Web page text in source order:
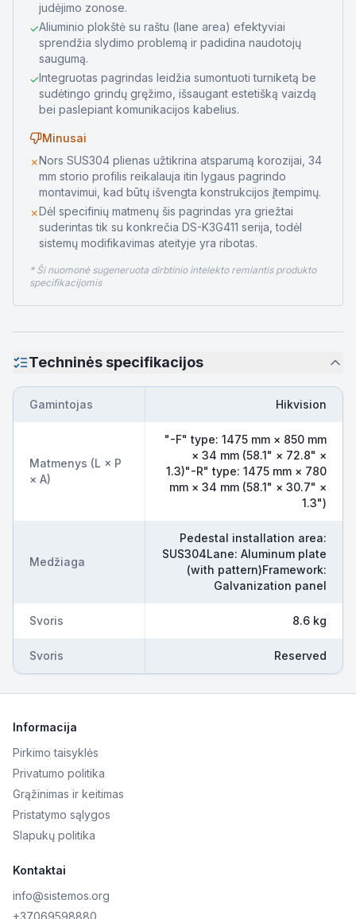
judėjimo zonose.
✓Aliuminio plokštė su raštu (lane area) efektyviai
sprendžia slydimo problemą ir padidina naudotojų
saugumą.
✓Integruotas pagrindas leidžia sumontuoti turniketą be
sudėtingo grindų gręžimo, išsaugant estetišką vaizdą
bei paslepiant komunikacijos kabelius.
Minusai
✗Nors SUS304 plienas užtikrina atsparumą korozijai, 34
mm storio profilis reikalauja itin lygaus pagrindo
montavimui, kad būtų išvengta konstrukcijos įtempimų.
✗Dėl specifinių matmenų šis pagrindas yra griežtai
suderintas tik su konkrečia DS-K3G411 serija, todėl
sistemų modifikavimas ateityje yra ribotas.
* Ši nuomonė sugeneruota dirbtinio intelekto remiantis produkto
specifikacijomis
Techninės specifikacijos
Gamintojas Hikvision
Matmenys (L × P
× A)
"-F" type: 1475 mm × 850 mm
× 34 mm (58.1" × 72.8" ×
1.3)"-R" type: 1475 mm × 780
mm × 34 mm (58.1" × 30.7" ×
1.3")
Medžiaga
Pedestal installation area:
SUS304Lane: Aluminum plate
(with pattern)Framework:
Galvanization panel
Svoris 8.6 kg
Svoris Reserved
Informacija
Pirkimo taisyklės
Privatumo politika
Grąžinimas ir keitimas
Pristatymo sąlygos
Slapukų politika
Kontaktai
info@sistemos.org
+37069598880